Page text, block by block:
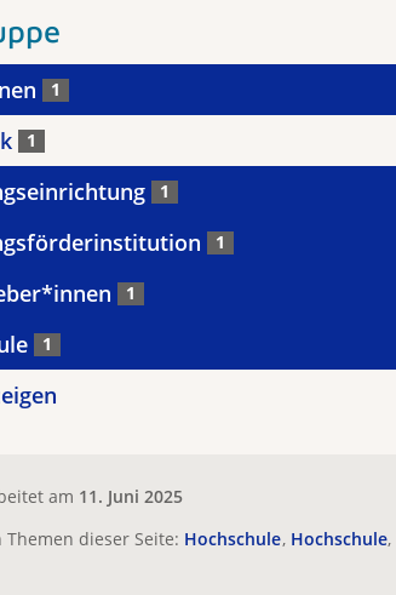
1
1
1
1
1
1
am 11. Juni 2025
dieser Seite: Hochschule Hochschule